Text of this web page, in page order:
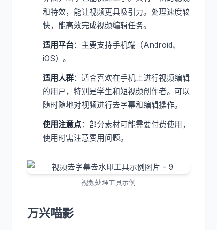
和特效，能让视频更具吸引力。处理速度较
快，能高效完成视频编辑任务。
适用平台：主要支持手机端（Android、
iOS）。
适用人群：适合喜欢在手机上进行视频编辑
的用户，特别是学生和短视频创作者。可以
随时随地对视频进行去字幕和编辑操作。
使用注意点：部分素材可能需要付费使用，
使用时需注意费用问题。
视频处理工具示例
万兴喵影